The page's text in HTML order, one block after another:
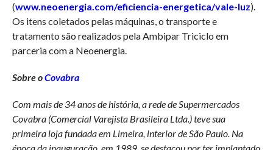
(www.neoenergia.com/eficiencia-energetica/vale-luz).
Os itens coletados pelas máquinas, o transporte e
tratamento são realizados pela Ambipar Triciclo em
parceria com a Neoenergia.
Sobre oCovabra
Com mais de 34 anos de história, a rede de Supermercados
Covabra (Comercial Varejista Brasileira Ltda.) teve sua
primeira loja fundada em Limeira, interior de São Paulo. Na